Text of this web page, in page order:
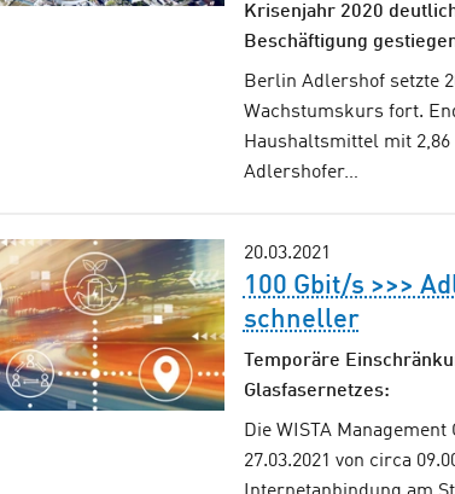
Krisenjahr 2020
Beschäftigung
Berlin Adlershof setzte
Wachstumskurs fort.
Haushaltsmittel mit
Adlershofer…
20.03.2021
100 Gbit/s >>>
schneller
Temporäre
Glasfasernetzes:
Die WISTA
27.03.2021 von circa